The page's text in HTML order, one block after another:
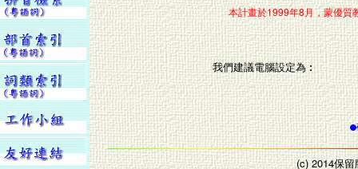
本計畫於1999年8月，蒙優質
我們建議電腦設定為︰
(c) 2014保